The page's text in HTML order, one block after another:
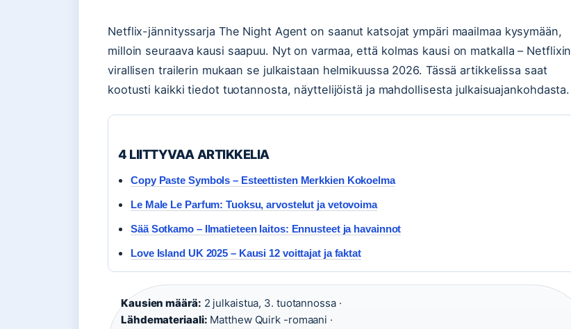
Netflix-jännityssarja The Night Agent on saanut katsojat ympäri maailmaa kysymään,
milloin seuraava kausi saapuu. Nyt on varmaa, että kolmas kausi on matkalla – Netflixin
virallisen trailerin mukaan se julkaistaan helmikuussa 2026. Tässä artikkelissa saat
kootusti kaikki tiedot tuotannosta, näyttelijöistä ja mahdollisesta julkaisuajankohdasta.
4 LIITTYVAA ARTIKKELIA
Copy Paste Symbols – Esteettisten Merkkien Kokoelma
Le Male Le Parfum: Tuoksu, arvostelut ja vetovoima
Sää Sotkamo – Ilmatieteen laitos: Ennusteet ja havainnot
Love Island UK 2025 – Kausi 12 voittajat ja faktat
Kausien määrä: 2 julkaistua, 3. tuotannossa ·
Lähdemateriaali: Matthew Quirk -romaani ·